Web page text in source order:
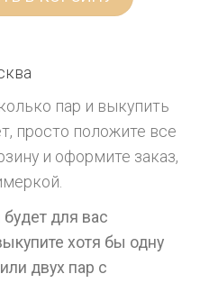
пар и выкупить
просто положите все
и оформите заказ,
для вас
хотя бы одну
двух пар с